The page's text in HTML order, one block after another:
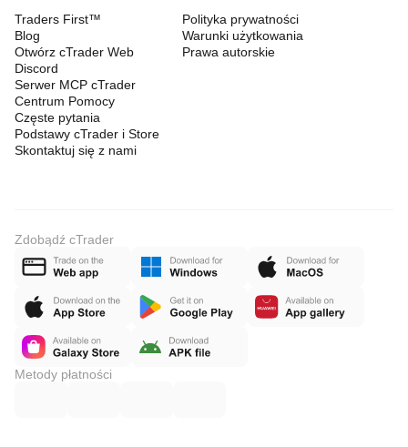
Traders First™
Blog
Otwórz cTrader Web
Discord
Serwer MCP cTrader
Centrum Pomocy
Częste pytania
Podstawy cTrader i Store
Skontaktuj się z nami
Polityka prywatności
Warunki użytkowania
Prawa autorskie
Zdobądź cTrader
Metody płatności